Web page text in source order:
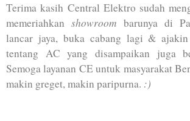
Terima kasih Central Elektro sudah
memeriahkan showroom barunya di
lancar jaya, buka cabang lagi &
tentang AC yang disampaikan juga
Semoga layanan CE untuk masyarakat
makin greget, makin paripurna. :)